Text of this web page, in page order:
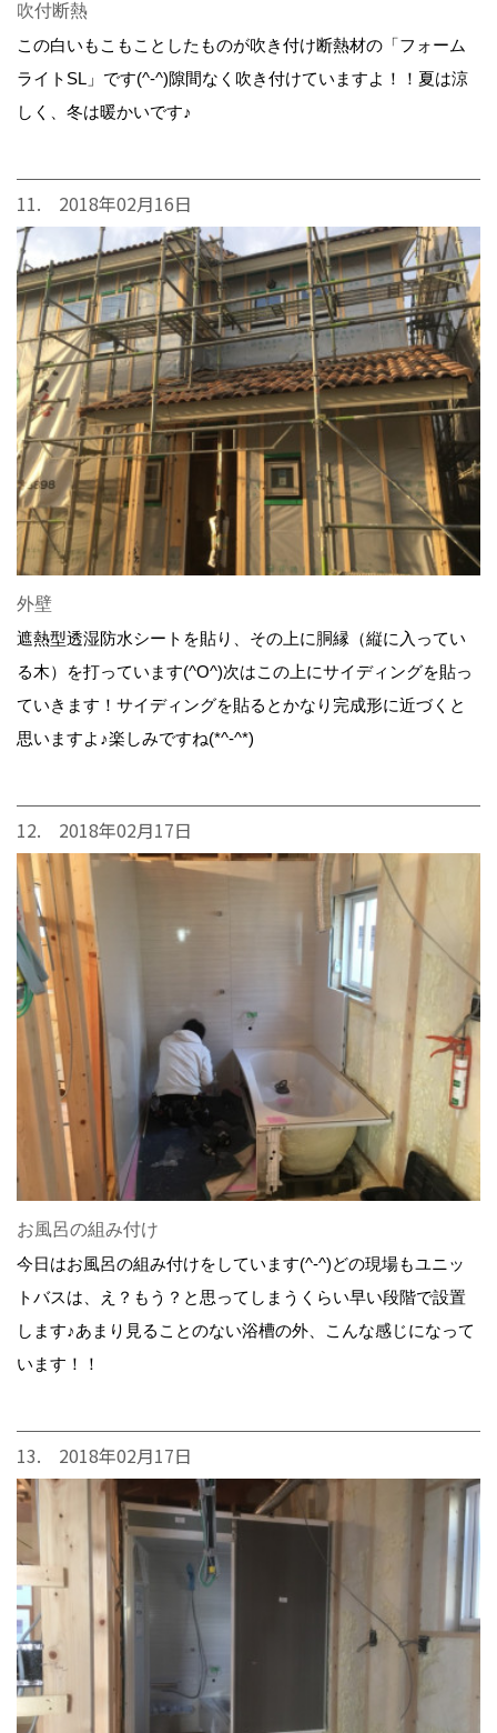
吹付断熱
この白いもこもことしたものが吹き付け断熱材の「フォーム
ライトSL」です(^-^)隙間なく吹き付けていますよ！！夏は涼
しく、冬は暖かいです♪
11. 2018年02月16日
外壁
遮熱型透湿防水シートを貼り、その上に胴縁（縦に入ってい
る木）を打っています(^O^)次はこの上にサイディングを貼っ
ていきます！サイディングを貼るとかなり完成形に近づくと
思いますよ♪楽しみですね(*^-^*)
12. 2018年02月17日
お風呂の組み付け
今日はお風呂の組み付けをしています(^-^)どの現場もユニッ
トバスは、え？もう？と思ってしまうくらい早い段階で設置
します♪あまり見ることのない浴槽の外、こんな感じになって
います！！
13. 2018年02月17日